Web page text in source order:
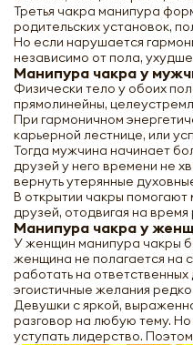
Третья чакра манипура
родительских установок,
Но если нарушается
независимо от пола,
Манипура чакра у
Физически тело у обоих
прямолинейны,
При гармоничном
карьерной лестнице, или
Тогда мужчина начинает
друзей у него времени не
вернуть утерянные
В открытии чакры
друзей, отодвигая на время
Манипура чакра у
У женщин манипура чакры
женщина не полагается на
работать на
эгоистичные желания
Девушки с яркой,
разговор на любую тему.
уступать лидерство.